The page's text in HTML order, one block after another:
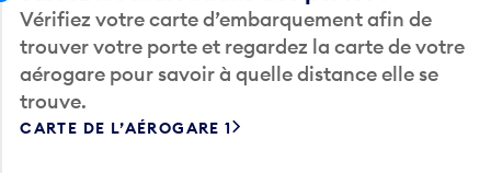
Vérifiez votre carte d’embarquement afin de
trouver votre porte et regardez la carte de votre
aérogare pour savoir à quelle distance elle se
trouve.
CARTE DE L’AÉROGARE 1